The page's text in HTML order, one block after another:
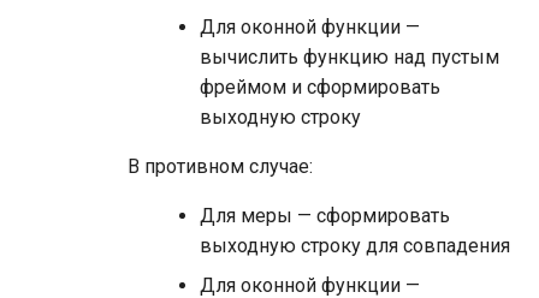
Для оконной функции —
вычислить функцию над пустым
фреймом и сформировать
выходную строку
В противном случае:
Для меры — сформировать
выходную строку для совпадения
Для оконной функции —